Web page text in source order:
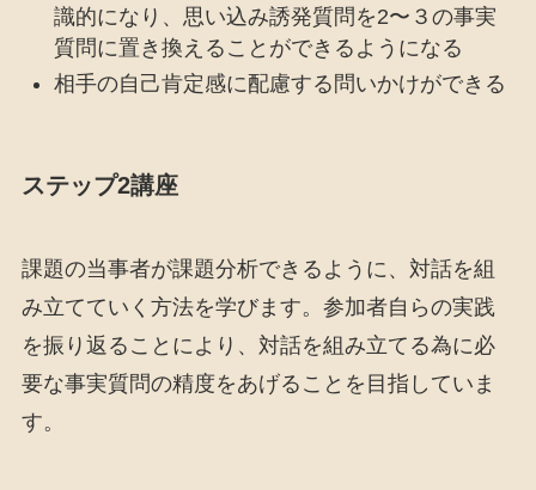
識的になり、思い込み誘発質問を2〜３の事実
質問に置き換えることができるようになる
相手の自己肯定感に配慮する問いかけができる
ステップ2講座
課題の当事者が課題分析できるように、対話を組
み立てていく方法を学びます。参加者自らの実践
を振り返ることにより、対話を組み立てる為に必
要な事実質問の精度をあげることを目指していま
す。